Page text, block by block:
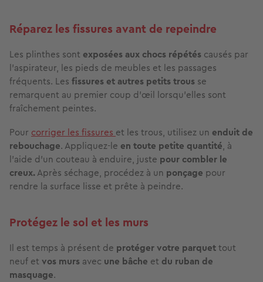
Réparez les fissures avant de repeindre
Les plinthes sont exposées aux chocs répétés causés par
l’aspirateur, les pieds de meubles et les passages
fréquents. Les fissures et autres petits trous se
remarquent au premier coup d’œil lorsqu’elles sont
fraîchement peintes.
Pour corriger les fissures et les trous, utilisez un enduit de
rebouchage. Appliquez-le en toute petite quantité, à
l’aide d’un couteau à enduire, juste pour combler le
creux.Après séchage, procédez à un ponçage pour
rendre la surface lisse et prête à peindre.
Protégez le sol et les murs
Il est temps à présent de protéger votre parquettout
neuf et vos murs avec une bâche et du ruban de
masquage.